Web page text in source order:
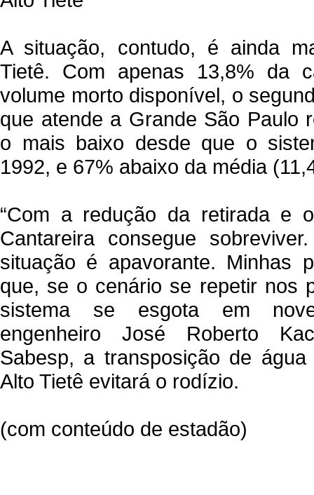
A situação, contudo, é ainda
Tietê. Com apenas 13,8% da
volume morto disponível, o
que atende a Grande São Paulo
o mais baixo desde que o
1992, e 67% abaixo da média
“Com a redução da retirada e
Cantareira consegue
situação é apavorante. Minhas
que, se o cenário se repetir nos
sistema se esgota em
engenheiro José Roberto
Sabesp, a transposição de
Alto Tietê evitará o rodízio.
(com conteúdo de estadão)